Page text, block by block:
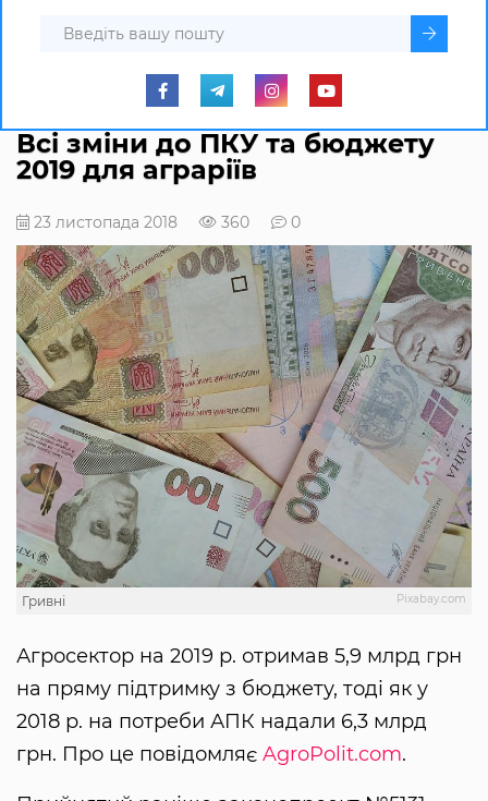
Всі зміни до ПКУ та бюджету
2019 для аграріїв
23 листопада 2018 360 0
Pixabay.com
Гривні
Агросектор на 2019 р. отримав 5,9 млрд грн
на пряму підтримку з бюджету, тоді як у
2018 р. на потреби АПК надали 6,3 млрд
грн. Про це повідомляє AgroPolit.com.